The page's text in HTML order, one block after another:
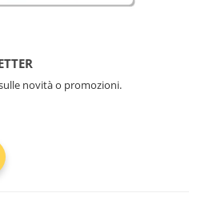
novità o promozioni.